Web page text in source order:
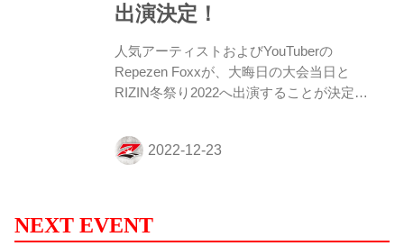
出演決定！
人気アーティストおよびYouTuberの
Repezen Foxxが、大晦日の大会当日と
RIZIN冬祭り2022へ出演することが決定し
ナにて行われるU-NEXT presents RIZIN冬
祭り2022では、メインステージにてトーク
ーアリーナで開催される湘南美容クリニッ
ク presents RIZIN.40では、オープニングア
NEXT EVENT